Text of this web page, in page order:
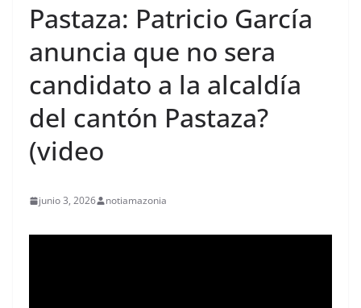
Pastaza: Patricio García
anuncia que no sera
candidato a la alcaldía
del cantón Pastaza?
(video
junio 3, 2026 notiamazonia